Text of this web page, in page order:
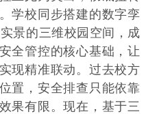
学校同步搭建的数字孪
景的三维校园空间，成
全管控的核心基础，让
现精准联动。过去校方
置，安全排查只能依靠
果有限。现在，基于三